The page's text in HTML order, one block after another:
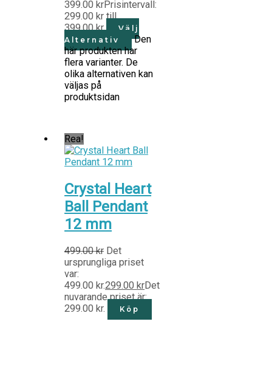
399.00 krPrisintervall:
299.00 kr till
399.00 kr
Välj
Alternativ
Den
här produkten har
flera varianter. De
olika alternativen kan
väljas på
produktsidan
Rea!
Crystal Heart
Ball Pendant
12 mm
499.00kr Det
ursprungliga priset
var:
499.00 kr.299.00 krDet
nuvarande priset är:
299.00 kr.
Köp